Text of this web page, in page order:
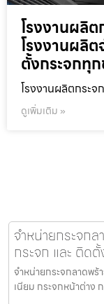
โรงงานผลิต
โรงงานผลิ
ตั้งกระจกทุ
โรงงานผลิตกระจ
ดูเพิ่มเติม »
จำหน่ายกระจก
กระจก และ ติด
จำหน่ายกระจกลาดพร้
เนียม กระจกหน้าต่าง